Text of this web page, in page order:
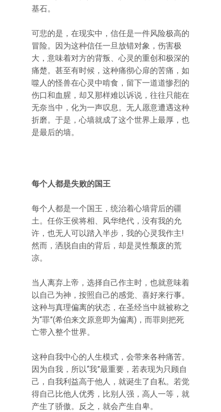
基石。
可悲的是，在现实中，信任是一件风险极高的
冒险。因为这种信任一旦放错对象，伤害极
大，意味着对方的背叛、心灵的重创和极深的
痛楚。甚至有时候，这种痛彻心扉的苦痛，如
噬人的怪兽在心灵中啃食，留下一道道惨烈的
伤口和血腥，却又那样难以诉说，往往只能在
无奈当中，化为一声叹息。无人愿意遭遇这种
折磨。于是，心墙就成了这个世界上最厚，也
是最后的墙。
每个人都是失败的国王
每个人都是一个国王，统治着心墙背后的疆
土。任你王侯将相、风华绝代，没有我的允
许，也无人可以踏入半步，我的心灵我作主!
然而，洒脱自由的背后，却是灵性颓废的荒
凉。
当人离弃上帝，选择自己作主时，也就意味着
以自己为神，按照自己的感觉、喜好来行事。
这种与真理偏离的状态，在圣经当中就被称之
为“罪”(希伯来文原意即为偏离)，而罪则把死
亡带入整个世界。
这种自我中心的人生模式，会带来各种痛苦。
因为自我，所以“我”最重要，若表现为只顾自
己，自我利益高于他人，就诞生了自私。若觉
得自己比他人优秀，比别人强，高人一等，就
产生了骄傲。反之，就会产生自卑。